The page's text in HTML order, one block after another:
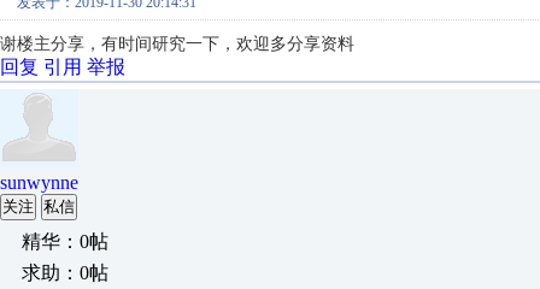
谢楼主分享，有时间研究一下，欢迎多分享资料
回复 引用 举报
sunwynne
关注 私信
精华：0帖
求助：0帖